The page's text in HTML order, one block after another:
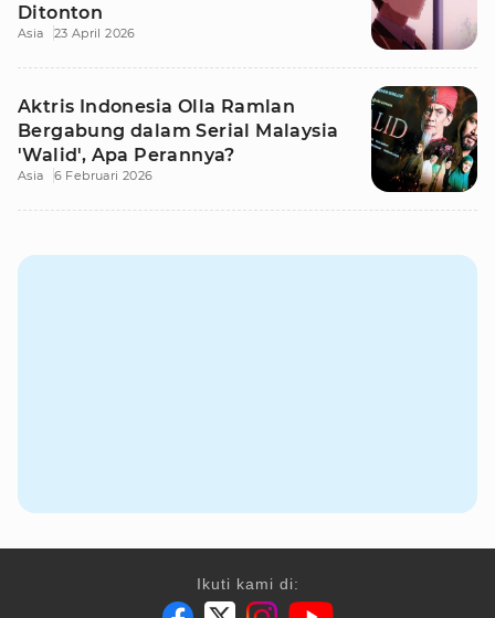
Ditonton
Asia 23 April 2026
Aktris Indonesia Olla Ramlan
Bergabung dalam Serial Malaysia
'Walid', Apa Perannya?
Asia 6 Februari 2026
Ikuti kami di: